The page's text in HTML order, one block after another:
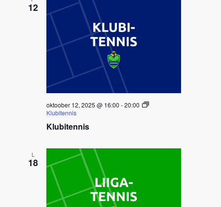
12
Klubitennis
oktoober 12, 2025 @ 16:00 -20:00
Klubitennis
L
18